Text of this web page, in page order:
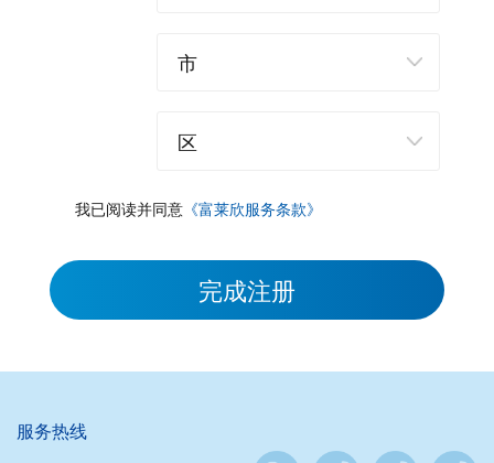
我已阅读并同意《富莱欣服务条款》
完成注册
服务热线